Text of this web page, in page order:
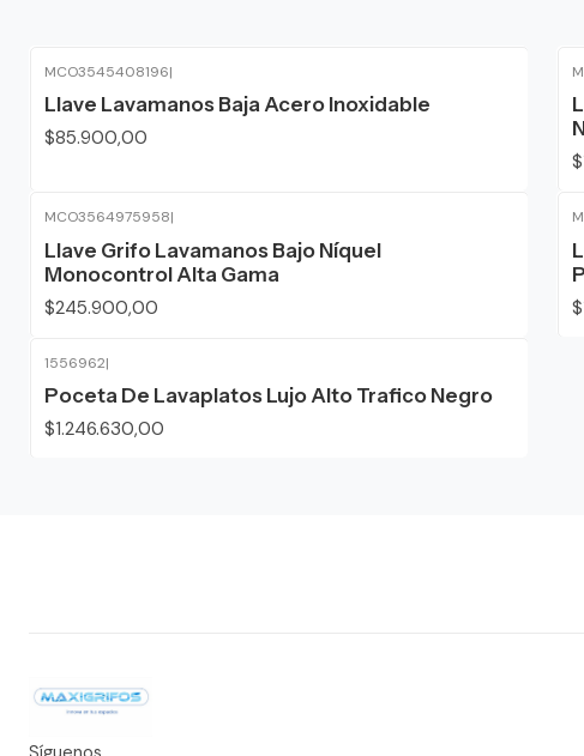
MCO3545408196|
Llave Lavamanos Baja Acero Inoxidable
$85.900,00
MCO3564975958|
Llave Grifo Lavamanos Bajo Níquel
Monocontrol Alta Gama
$245.900,00
1556962|
Poceta De Lavaplatos Lujo Alto Trafico Negro
$1.246.630,00